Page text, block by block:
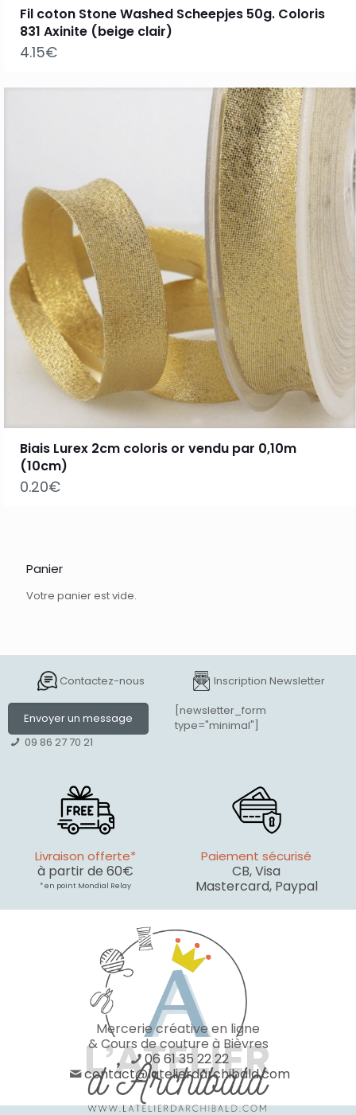
Fil coton Stone Washed Scheepjes 50g. Coloris
831 Axinite (beige clair)
4.15€
Biais Lurex 2cm coloris or vendu par 0,10m
(10cm)
0.20€
Panier
Votre panier est vide.
Contactez-nous
Envoyer un message
09 86 27 70 21
Inscription Newsletter
[newsletter_form
type="minimal"]
Livraison offerte*
à partir de 60€
* en point Mondial Relay
Paiement sécurisé
CB, Visa
Mastercard, Paypal
Mercerie créative en ligne
& Cours de couture à Bièvres
06 61 35 22 22
contact@latelierdarchibald.com